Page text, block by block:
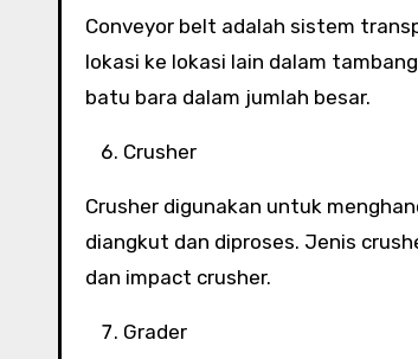
Conveyor belt adalah sistem
lokasi ke lokasi lain dalam
batu bara dalam jumlah besar.
Crusher
Crusher digunakan untuk
diangkut dan diproses. Jenis
dan impact crusher.
Grader